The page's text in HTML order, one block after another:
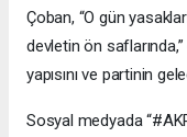
Çoban, “O gün
devletin ön
yapısını ve partinin
Sosyal medyada